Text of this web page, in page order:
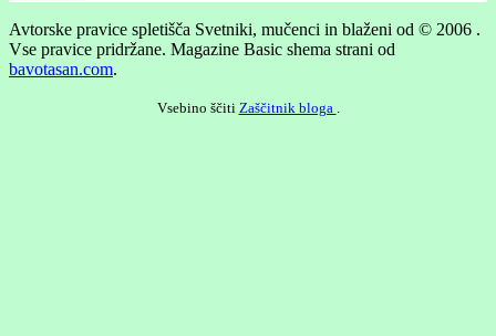
Avtorske pravice spletišča Svetniki, mučenci in blaženi od © 2006 .
Vse pravice pridržane. Magazine Basic shema strani od
bavotasan.com.
Vsebino ščiti Zaščitnik bloga